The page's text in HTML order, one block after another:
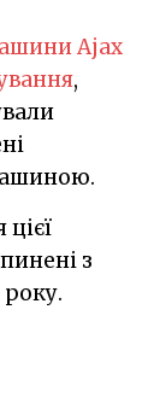
Ajax
,
з
року.